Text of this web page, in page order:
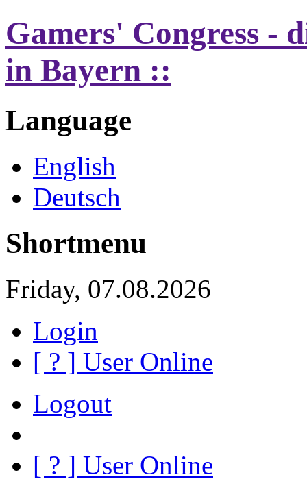
Gamers' Congress -
in Bayern ::
Language
English
Deutsch
Shortmenu
Friday, 07.08.2026
Login
[ ? ] User Online
Logout
[ ? ] User Online